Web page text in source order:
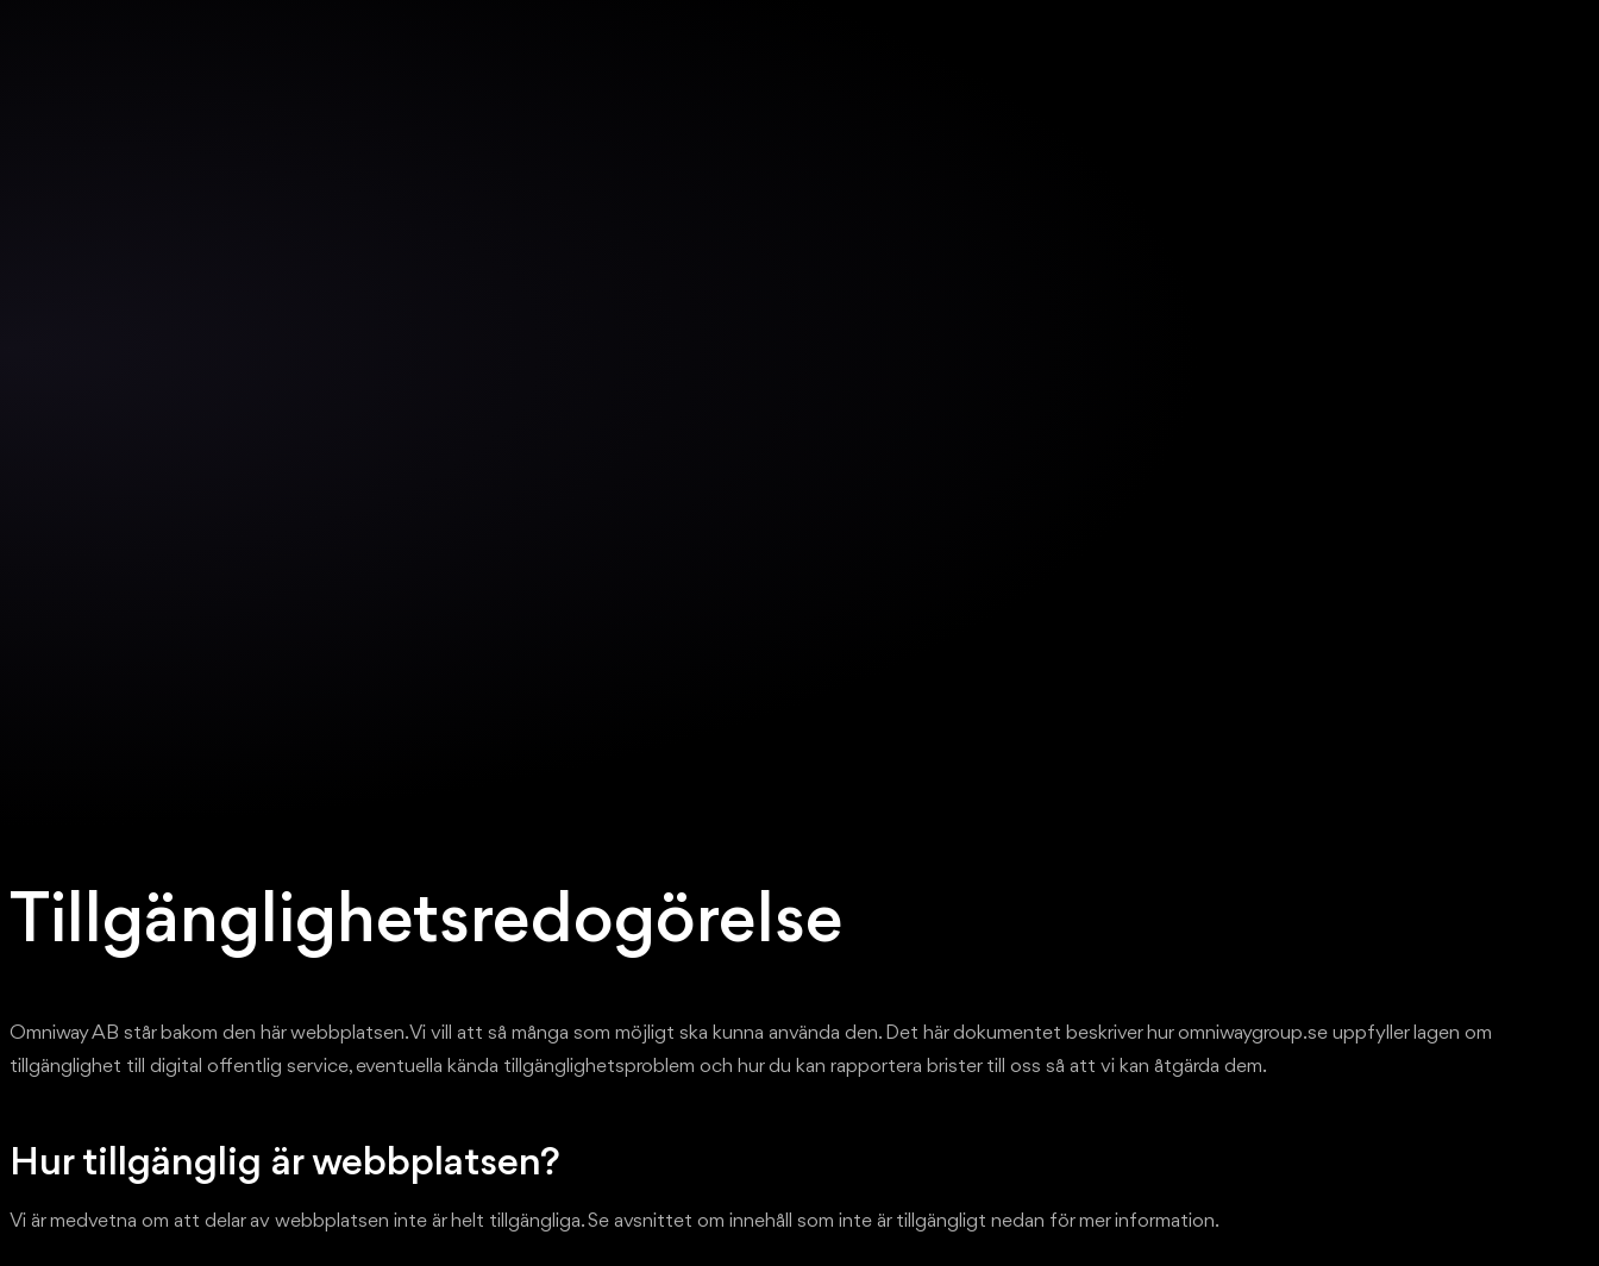
Tillgänglighetsredogörelse
Omniway AB står bakom den här webbplatsen. Vi vill att så många som möjligt ska kunna använda den. Det här dokumentet beskriver hur omniwaygroup.se uppfyller lagen om
tillgänglighet till digital offentlig service, eventuella kända tillgänglighetsproblem och hur du kan rapportera brister till oss så att vi kan åtgärda dem.
Hur tillgänglig är webbplatsen?
Vi är medvetna om att delar av webbplatsen inte är helt tillgängliga. Se avsnittet om innehåll som inte är tillgängligt nedan för mer information.